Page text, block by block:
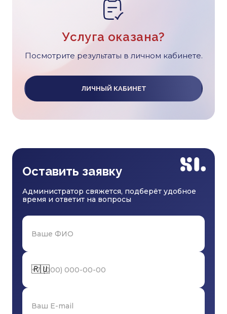
Услуга оказана?
Посмотрите результаты в личном кабинете.
ЛИЧНЫЙ КАБИНЕТ
Оставить заявку
Администратор свяжется, подберёт удобное
время и ответит на вопросы
🇷🇺